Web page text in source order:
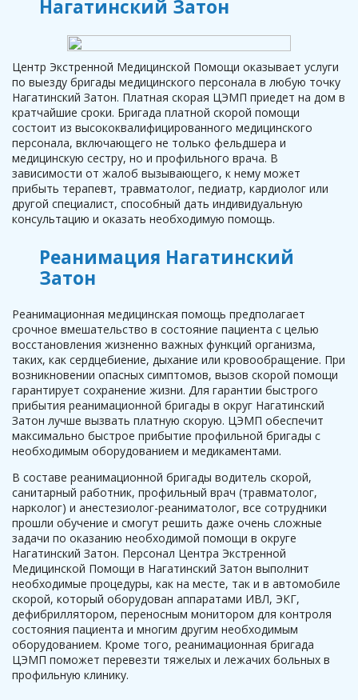
Нагатинский Затон
Центр Экстренной Медицинской Помощи оказывает услуги
по выезду бригады медицинского персонала в любую точку
Нагатинский Затон. Платная скорая ЦЭМП приедет на дом в
кратчайшие сроки. Бригада платной скорой помощи
состоит из высококвалифицированного медицинского
персонала, включающего не только фельдшера и
медицинскую сестру, но и профильного врача. В
зависимости от жалоб вызывающего, к нему может
прибыть терапевт, травматолог, педиатр, кардиолог или
другой специалист, способный дать индивидуальную
консультацию и оказать необходимую помощь.
Реанимация Нагатинский
Затон
Реанимационная медицинская помощь предполагает
срочное вмешательство в состояние пациента с целью
восстановления жизненно важных функций организма,
таких, как сердцебиение, дыхание или кровообращение. При
возникновении опасных симптомов, вызов скорой помощи
гарантирует сохранение жизни. Для гарантии быстрого
прибытия реанимационной бригады в округ Нагатинский
Затон лучше вызвать платную скорую. ЦЭМП обеспечит
максимально быстрое прибытие профильной бригады с
необходимым оборудованием и медикаментами.
В составе реанимационной бригады водитель скорой,
санитарный работник, профильный врач (травматолог,
нарколог) и анестезиолог-реаниматолог, все сотрудники
прошли обучение и смогут решить даже очень сложные
задачи по оказанию необходимой помощи в округе
Нагатинский Затон. Персонал Центра Экстренной
Медицинской Помощи в Нагатинский Затон выполнит
необходимые процедуры, как на месте, так и в автомобиле
скорой, который оборудован аппаратами ИВЛ, ЭКГ,
дефибриллятором, переносным монитором для контроля
состояния пациента и многим другим необходимым
оборудованием. Кроме того, реанимационная бригада
ЦЭМП поможет перевезти тяжелых и лежачих больных в
профильную клинику.